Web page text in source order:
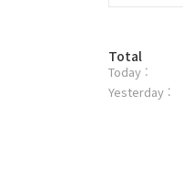
방
문
자
Total
Today :
Yesterday :